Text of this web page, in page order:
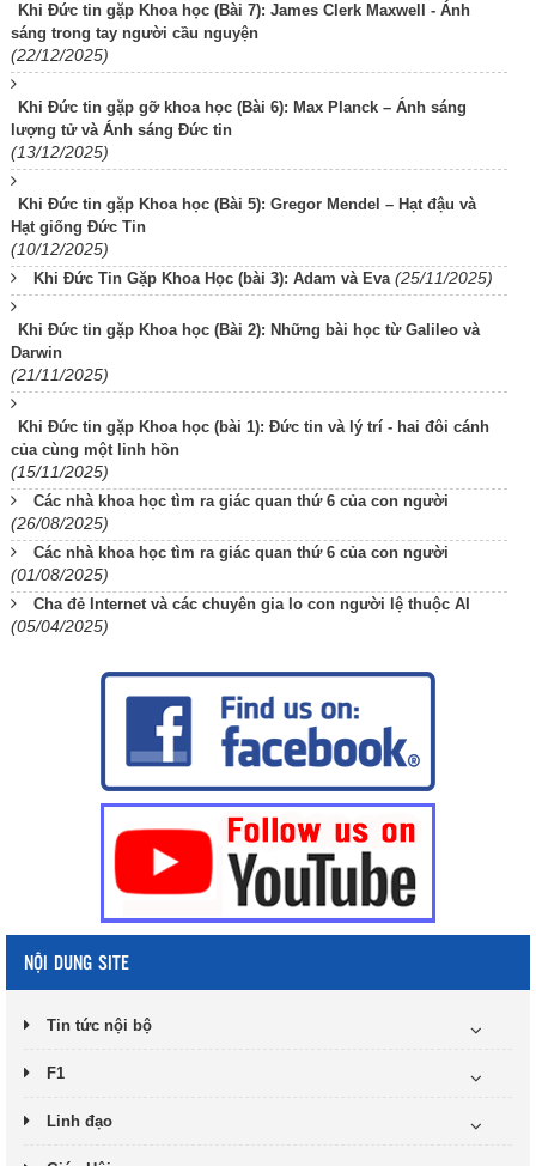
Khi Đức tin gặp Khoa học (Bài 7): James Clerk Maxwell - Ánh
sáng trong tay người cầu nguyện
(22/12/2025)
Khi Đức tin gặp gỡ khoa học (Bài 6): Max Planck – Ánh sáng
lượng tử và Ánh sáng Đức tin
(13/12/2025)
Khi Đức tin gặp Khoa học (Bài 5): Gregor Mendel – Hạt đậu và
Hạt giống Đức Tin
(10/12/2025)
Khi Đức Tin Gặp Khoa Học (bài 3): Adam và Eva (25/11/2025)
Khi Đức tin gặp Khoa học (Bài 2): Những bài học từ Galileo và
Darwin
(21/11/2025)
Khi Đức tin gặp Khoa học (bài 1): Đức tin và lý trí - hai đôi cánh
của cùng một linh hồn
(15/11/2025)
Các nhà khoa học tìm ra giác quan thứ 6 của con người
(26/08/2025)
Các nhà khoa học tìm ra giác quan thứ 6 của con người
(01/08/2025)
Cha đẻ Internet và các chuyên gia lo con người lệ thuộc AI
(05/04/2025)
NỘI DUNG SITE
Tin tức nội bộ
F1
Linh đạo